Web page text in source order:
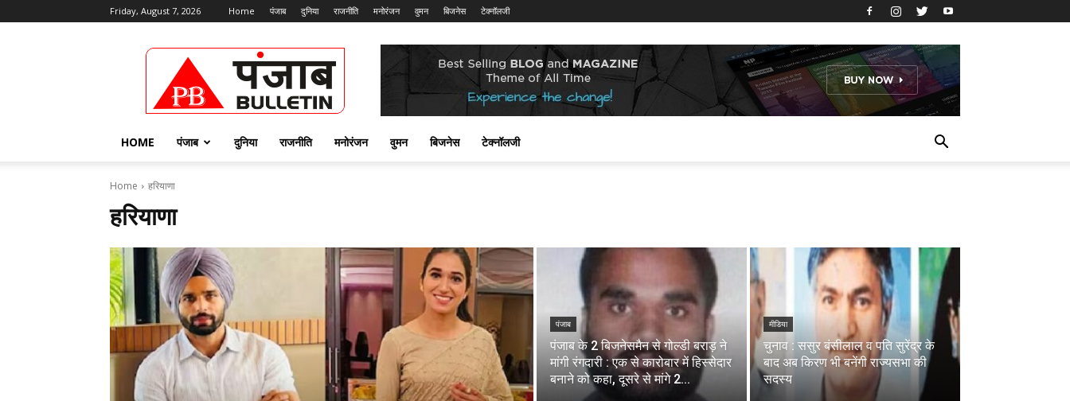
Friday, August 7, 2026 Home पंजाब दुनिया राजनीति मनोरंजन वुमन बिजनेस टेक्नॉलजी
Punjab
Bulletin
HOME पंजाब दुनिया राजनीति मनोरंजन वुमन बिजनेस टेक्नॉलजी
Home हरियाणा
हरियाणा
पंजाब
पंजाब के 2 बिजनेसमैन से गोल्डी बराड़ ने
मांगी रंगदारी : एक से कारोबार में हिस्सेदार
बनाने को कहा, दूसरे से मांगे 2...
मीडिया
चुनाव : ससुर बंसीलाल व पति सुरेंद्र के
बाद अब किरण भी बनेंगी राज्यसभा की
सदस्य